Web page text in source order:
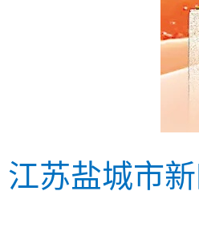
江苏盐城市